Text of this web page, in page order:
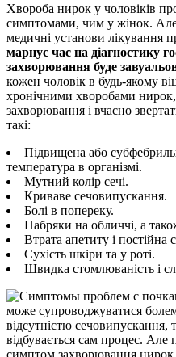
Хвороба нирок у чоловіків
симптомами, чим у жінок. Але
медичні установи лікування
марнує час на діагностику
захворювання буде
кожен чоловік в будь-якому
хронічними хворобами
захворювання і вчасно
такі:
Підвищена або
температура в організмі.
Мутний колір сечі.
Криваве сечовипускання.
Болі в попереку.
Набряки на обличчі, а
Втрата апетиту і постійна
Сухість шкіри та у роті.
Швидка стомлюваність і
може супроводжуватися
відсутністю сечовипускання,
відбувається сам процес.
симптом захворювання